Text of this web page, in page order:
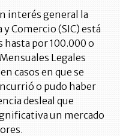
interés general la
Comercio (SIC) está
por 100.000 o
Legales
casos en que se
o pudo haber
desleal que
un mercado